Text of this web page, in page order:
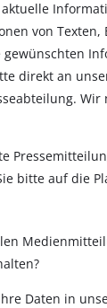
von
direkt an
Wir
bitte auf die
Daten in